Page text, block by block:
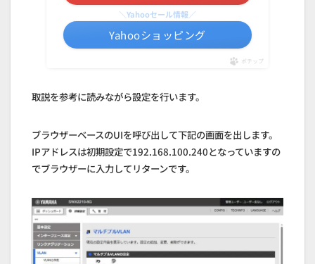
＼Yahooセール情報／
Yahooショッピング
ポチップ
取説を参考に読みながら設定を行います。
ブラウザーベースのUIを呼び出して下記の画面を出します。
IPアドレスは初期設定で192.168.100.240となっていますの
でブラウザーに入力してリターンです。